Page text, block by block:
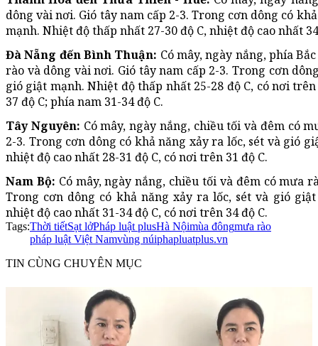
dông vài nơi. Gió tây nam cấp 2-3. Trong cơn dông có
mạnh. Nhiệt độ thấp nhất 27-30 độ C, nhiệt độ cao nhất
Đà Nẵng đến Bình Thuận: Có mây, ngày nắng, phía
rào và dông vài nơi. Gió tây nam cấp 2-3. Trong cơn
gió giật mạnh. Nhiệt độ thấp nhất 25-28 độ C, có nơi
37 độ C; phía nam 31-34 độ C.
Tây Nguyên: Có mây, ngày nắng, chiều tối và đêm có
2-3. Trong cơn dông có khả năng xảy ra lốc, sét và gió
nhiệt độ cao nhất 28-31 độ C, có nơi trên 31 độ C.
Nam Bộ: Có mây, ngày nắng, chiều tối và đêm có mưa
Trong cơn dông có khả năng xảy ra lốc, sét và gió
nhiệt độ cao nhất 31-34 độ C, có nơi trên 34 độ C.
Tags:Thời tiếtSạt lởPháp luật plusHà Nộimùa đôngmưa rào
pháp luật Việt Namvùng núiphapluatplus.vn
TIN CÙNG CHUYÊN MỤC